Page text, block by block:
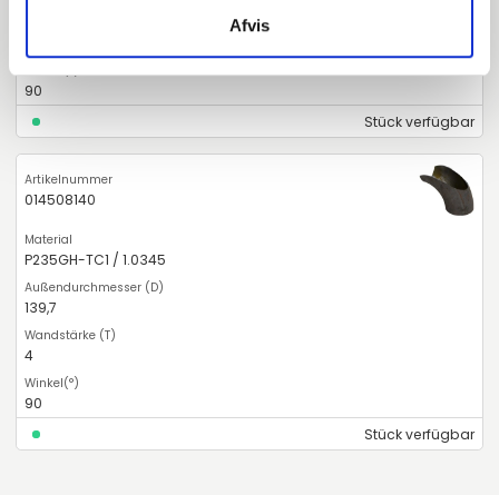
Afvis
90
Stück verfügbar
014508140
P235GH-TC1 / 1.0345
139,7
4
90
Stück verfügbar